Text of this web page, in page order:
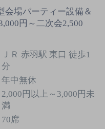
会場パーティー設備＆
円～二次会2,500
ＪＲ 赤羽駅 東口 徒歩1
分
年中無休
2,000円以上～3,000円未
満
70席